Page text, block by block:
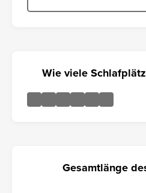
Wie viele
Gesamtlänge